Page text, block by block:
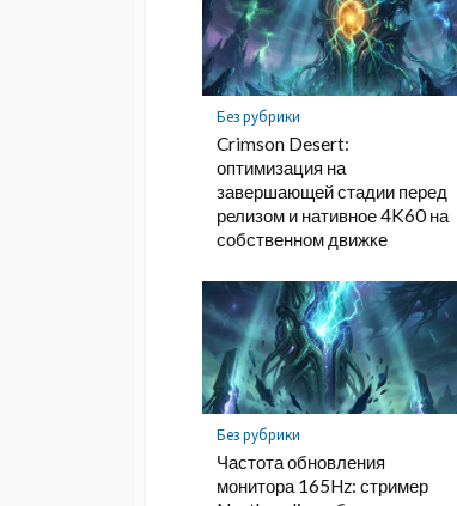
Без рубрики
Crimson Desert:
оптимизация на
завершающей стадии перед
релизом и нативное 4K60 на
собственном движке
Без рубрики
Частота обновления
монитора 165Hz: стример